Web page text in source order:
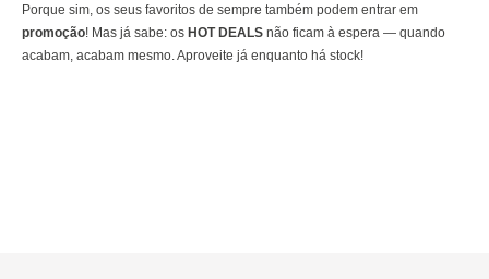
Porque sim, os seus favoritos de sempre também podem entrar em
promoção! Mas já sabe: os HOT DEALS não ficam à espera — quando
acabam, acabam mesmo. Aproveite já enquanto há stock!